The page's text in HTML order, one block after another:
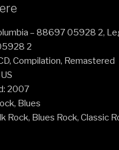
– 88697 05928 2,
2
Compilation, Remastered
2007
Blues
Rock, Blues Rock, Classic